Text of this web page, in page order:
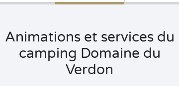
Animations et services du
camping Domaine du
Verdon